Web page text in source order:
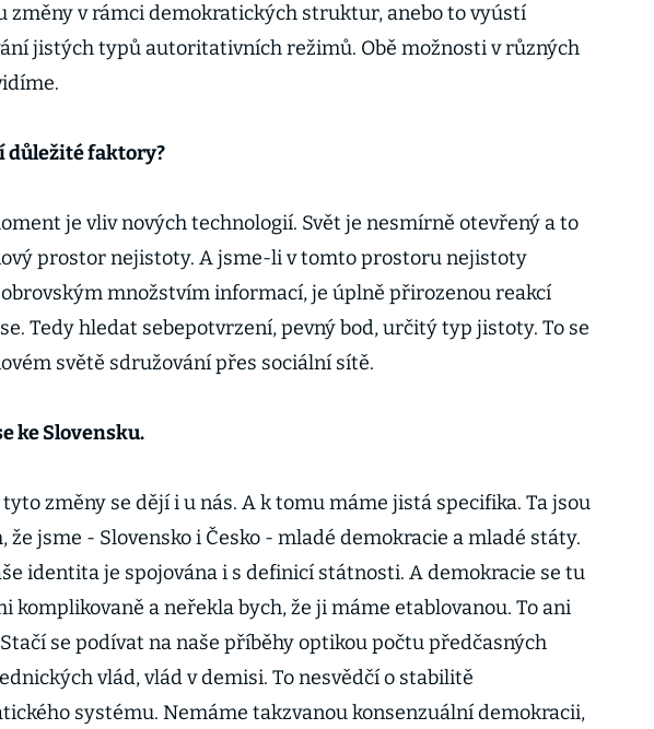
změny v rámci demokratických struktur, anebo to vyústí
jistých typů autoritativních režimů. Obě možnosti v různých
důležité faktory?
je vliv nových technologií. Svět je nesmírně otevřený a to
prostor nejistoty. A jsme-li v tomto prostoru nejistoty
množstvím informací, je úplně přirozenou reakcí
Tedy hledat sebepotvrzení, pevný bod, určitý typ jistoty. To se
světě sdružování přes sociální sítě.
ke Slovensku.
změny se dějí i u nás. A k tomu máme jistá specifika. Ta jsou
že jsme - Slovensko i Česko - mladé demokracie a mladé státy.
identita je spojována i s definicí státnosti. A demokracie se tu
komplikovaně a neřekla bych, že ji máme etablovanou. To ani
se podívat na naše příběhy optikou počtu předčasných
vlád, vlád v demisi. To nesvědčí o stabilitě
systému. Nemáme takzvanou konsenzuální demokracii,